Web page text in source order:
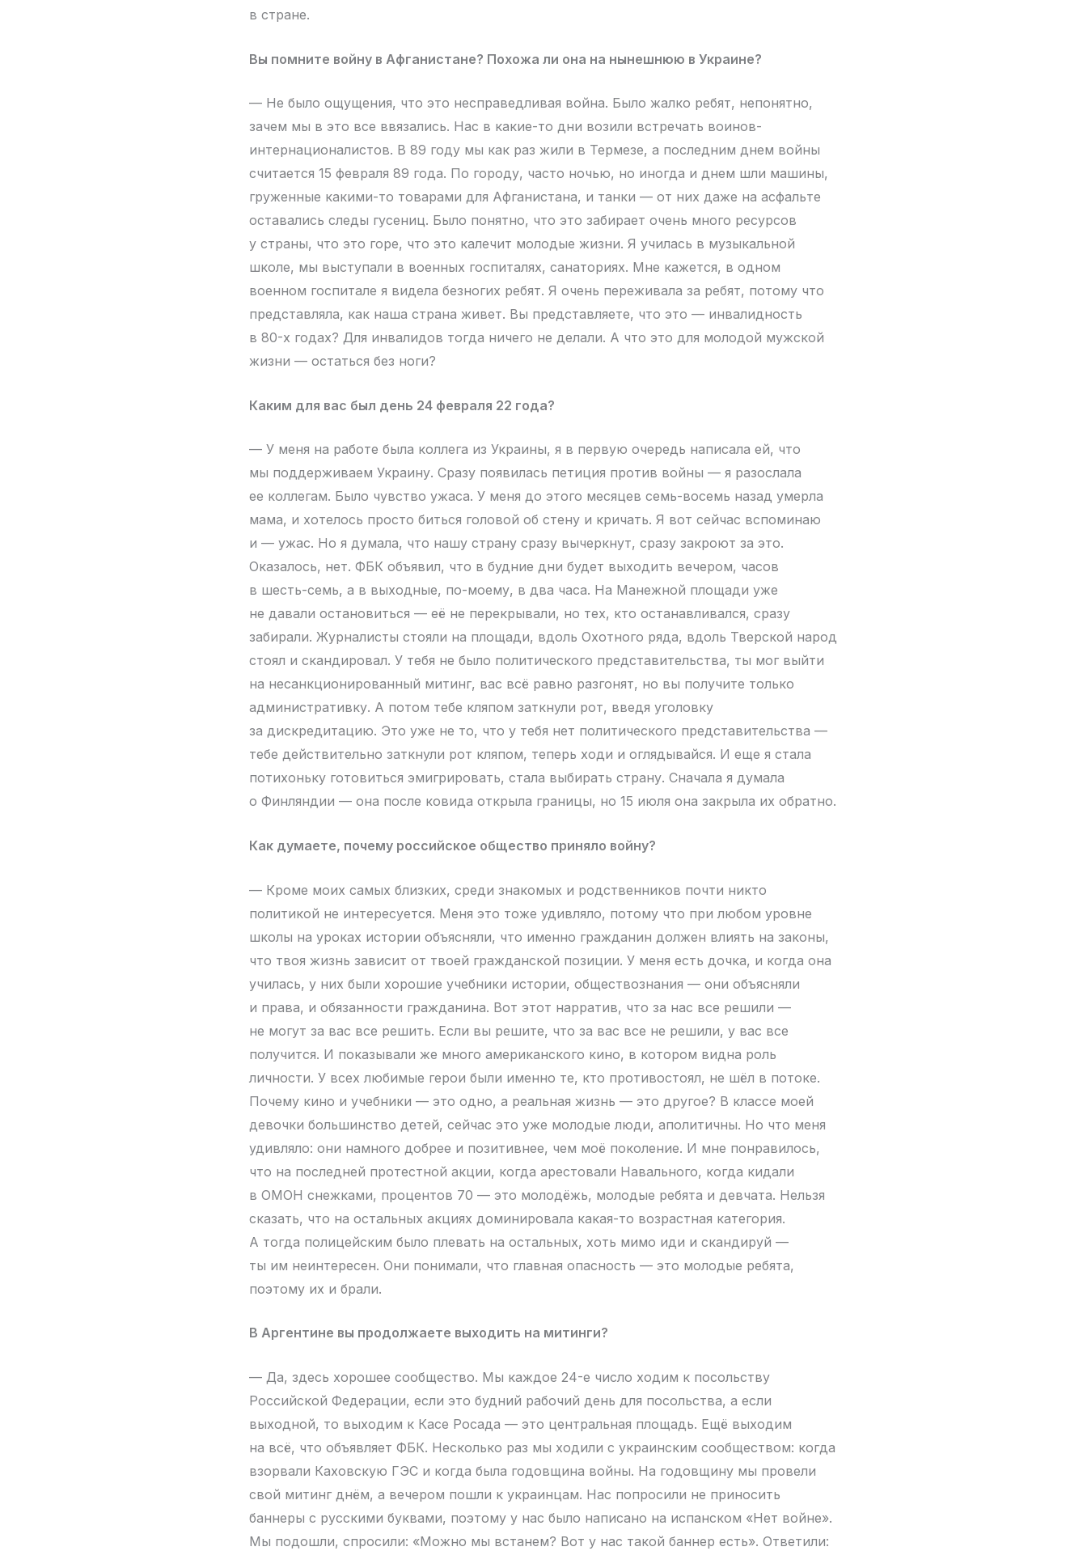
в стране.
Вы помните войну в Афганистане? Похожа ли она на нынешнюю в Украине?
— Не было ощущения, что это несправедливая война. Было жалко ребят, непонятно,
зачем мы в это все ввязались. Нас в какие-то дни возили встречать воинов-
интернационалистов. В 89 году мы как раз жили в Термезе, а последним днем войны
считается 15 февраля 89 года. По городу, часто ночью, но иногда и днем шли машины,
груженные какими-то товарами для Афганистана, и танки — от них даже на асфальте
оставались следы гусениц. Было понятно, что это забирает очень много ресурсов
у страны, что это горе, что это калечит молодые жизни. Я училась в музыкальной
школе, мы выступали в военных госпиталях, санаториях. Мне кажется, в одном
военном госпитале я видела безногих ребят. Я очень переживала за ребят, потому что
представляла, как наша страна живет. Вы представляете, что это — инвалидность
в 80-х годах? Для инвалидов тогда ничего не делали. А что это для молодой мужской
жизни — остаться без ноги?
Каким для вас был день 24 февраля 22 года?
— У меня на работе была коллега из Украины, я в первую очередь написала ей, что
мы поддерживаем Украину. Сразу появилась петиция против войны — я разослала
ее коллегам. Было чувство ужаса. У меня до этого месяцев семь-восемь назад умерла
мама, и хотелось просто биться головой об стену и кричать. Я вот сейчас вспоминаю
и — ужас. Но я думала, что нашу страну сразу вычеркнут, сразу закроют за это.
Оказалось, нет. ФБК объявил, что в будние дни будет выходить вечером, часов
в шесть-семь, а в выходные, по-моему, в два часа. На Манежной площади уже
не давали остановиться — её не перекрывали, но тех, кто останавливался, сразу
забирали. Журналисты стояли на площади, вдоль Охотного ряда, вдоль Тверской народ
стоял и скандировал. У тебя не было политического представительства, ты мог выйти
на несанкционированный митинг, вас всё равно разгонят, но вы получите только
административку. А потом тебе кляпом заткнули рот, введя уголовку
за дискредитацию. Это уже не то, что у тебя нет политического представительства —
тебе действительно заткнули рот кляпом, теперь ходи и оглядывайся. И еще я стала
потихоньку готовиться эмигрировать, стала выбирать страну. Сначала я думала
о Финляндии — она после ковида открыла границы, но 15 июля она закрыла их обратно.
Как думаете, почему российское общество приняло войну?
— Кроме моих самых близких, среди знакомых и родственников почти никто
политикой не интересуется. Меня это тоже удивляло, потому что при любом уровне
школы на уроках истории объясняли, что именно гражданин должен влиять на законы,
что твоя жизнь зависит от твоей гражданской позиции. У меня есть дочка, и когда она
училась, у них были хорошие учебники истории, обществознания — они объясняли
и права, и обязанности гражданина. Вот этот нарратив, что за нас все решили —
не могут за вас все решить. Если вы решите, что за вас все не решили, у вас все
получится. И показывали же много американского кино, в котором видна роль
личности. У всех любимые герои были именно те, кто противостоял, не шёл в потоке.
Почему кино и учебники — это одно, а реальная жизнь — это другое? В классе моей
девочки большинство детей, сейчас это уже молодые люди, аполитичны. Но что меня
удивляло: они намного добрее и позитивнее, чем моё поколение. И мне понравилось,
что на последней протестной акции, когда арестовали Навального, когда кидали
в ОМОН снежками, процентов 70 — это молодёжь, молодые ребята и девчата. Нельзя
сказать, что на остальных акциях доминировала какая-то возрастная категория.
А тогда полицейским было плевать на остальных, хоть мимо иди и скандируй —
ты им неинтересен. Они понимали, что главная опасность — это молодые ребята,
поэтому их и брали.
В Аргентине вы продолжаете выходить на митинги?
— Да, здесь хорошее сообщество. Мы каждое 24-е число ходим к посольству
Российской Федерации, если это будний рабочий день для посольства, а если
выходной, то выходим к Касе Росада — это центральная площадь. Ещё выходим
на всё, что объявляет ФБК. Несколько раз мы ходили с украинским сообществом: когда
взорвали Каховскую ГЭС и когда была годовщина войны. На годовщину мы провели
свой митинг днём, а вечером пошли к украинцам. Нас попросили не приносить
баннеры с русскими буквами, поэтому у нас было написано на испанском «Нет войне».
Мы подошли, спросили: «Можно мы встанем? Вот у нас такой баннер есть». Ответили: